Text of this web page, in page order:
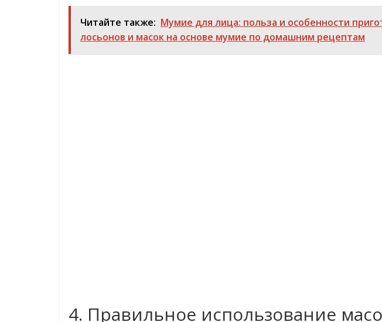
Читайте также: Мумие для лица: польза и особенности
лосьонов и масок на основе мумие по домашним рецептам
4. Правильное использование